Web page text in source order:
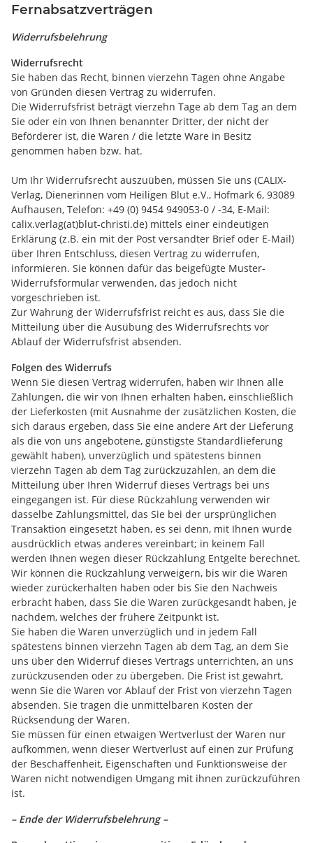
Fernabsatzverträgen
Widerrufsbelehrung
Widerrufsrecht
Sie haben das Recht, binnen vierzehn Tagen ohne Angabe
von Gründen diesen Vertrag zu widerrufen.
Die Widerrufsfrist beträgt vierzehn Tage ab dem Tag an dem
Sie oder ein von Ihnen benannter Dritter, der nicht der
Beförderer ist, die Waren / die letzte Ware in Besitz
genommen haben bzw. hat.
Um Ihr Widerrufsrecht auszuüben, müssen Sie uns (CALIX-
Verlag, Dienerinnen vom Heiligen Blut e.V., Hofmark 6, 93089
Aufhausen, Telefon: +49 (0) 9454 949053-0 / -34, E-Mail:
calix.verlag(at)blut-christi.de) mittels einer eindeutigen
Erklärung (z.B. ein mit der Post versandter Brief oder E-Mail)
über Ihren Entschluss, diesen Vertrag zu widerrufen,
informieren. Sie können dafür das beigefügte Muster-
Widerrufsformular verwenden, das jedoch nicht
vorgeschrieben ist.
Zur Wahrung der Widerrufsfrist reicht es aus, dass Sie die
Mitteilung über die Ausübung des Widerrufsrechts vor
Ablauf der Widerrufsfrist absenden.
Folgen des Widerrufs
Wenn Sie diesen Vertrag widerrufen, haben wir Ihnen alle
Zahlungen, die wir von Ihnen erhalten haben, einschließlich
der Lieferkosten (mit Ausnahme der zusätzlichen Kosten, die
sich daraus ergeben, dass Sie eine andere Art der Lieferung
als die von uns angebotene, günstigste Standardlieferung
gewählt haben), unverzüglich und spätestens binnen
vierzehn Tagen ab dem Tag zurückzuzahlen, an dem die
Mitteilung über Ihren Widerruf dieses Vertrags bei uns
eingegangen ist. Für diese Rückzahlung verwenden wir
dasselbe Zahlungsmittel, das Sie bei der ursprünglichen
Transaktion eingesetzt haben, es sei denn, mit Ihnen wurde
ausdrücklich etwas anderes vereinbart; in keinem Fall
werden Ihnen wegen dieser Rückzahlung Entgelte berechnet.
Wir können die Rückzahlung verweigern, bis wir die Waren
wieder zurückerhalten haben oder bis Sie den Nachweis
erbracht haben, dass Sie die Waren zurückgesandt haben, je
nachdem, welches der frühere Zeitpunkt ist.
Sie haben die Waren unverzüglich und in jedem Fall
spätestens binnen vierzehn Tagen ab dem Tag, an dem Sie
uns über den Widerruf dieses Vertrags unterrichten, an uns
zurückzusenden oder zu übergeben. Die Frist ist gewahrt,
wenn Sie die Waren vor Ablauf der Frist von vierzehn Tagen
absenden. Sie tragen die unmittelbaren Kosten der
Rücksendung der Waren.
Sie müssen für einen etwaigen Wertverlust der Waren nur
aufkommen, wenn dieser Wertverlust auf einen zur Prüfung
der Beschaffenheit, Eigenschaften und Funktionsweise der
Waren nicht notwendigen Umgang mit ihnen zurückzuführen
ist.
– Ende der Widerrufsbelehrung –